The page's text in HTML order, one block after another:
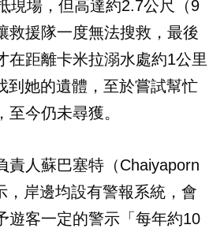
現場，但高達約2.7公尺（9
救援隊一度無法搜救，最後
在距離卡米拉溺水處約1公里
到她的遺體，至於嘗試幫忙
今仍未尋獲。
責人蘇巴塞特（Chaiyaporn
，岸邊均設有警報系統，會
遊客一定的警示「每年約10